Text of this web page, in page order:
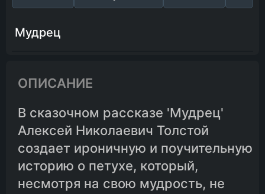
Исполнители
Мудрец
ОПИСАНИЕ
В сказочном рассказе 'Мудрец'
Алексей Николаевич Толстой
создает ироничную и поучительную
историю о петухе, который,
несмотря на свою мудрость, не